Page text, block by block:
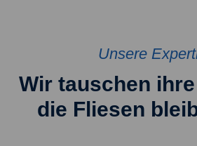
Unsere
Wir tauschen
die Fliesen